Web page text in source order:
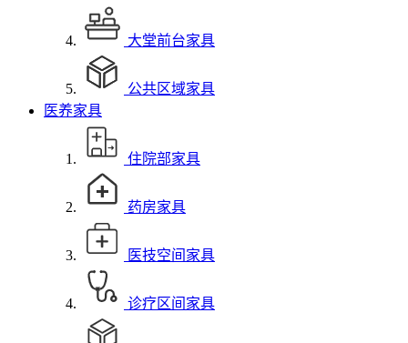
大堂前台家具
公共区域家具
医养家具
住院部家具
药房家具
医技空间家具
诊疗区间家具